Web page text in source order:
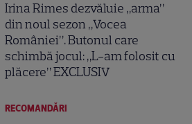
Irina Rimes dezvăluie „arma”
din noul sezon „Vocea
României”. Butonul care
schimbă jocul: „L-am folosit cu
plăcere” EXCLUSIV
RECOMANDĂRI